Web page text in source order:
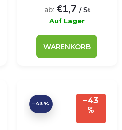
ab: €1,7 / St
Auf Lager
WARENKORB
–43
%
–43 %